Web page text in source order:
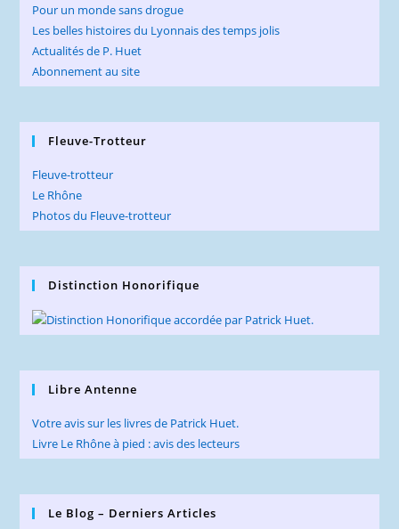
Pour un monde sans drogue
Les belles histoires du Lyonnais des temps jolis
Actualités de P. Huet
Abonnement au site
Fleuve-Trotteur
Fleuve-trotteur
Le Rhône
Photos du Fleuve-trotteur
Distinction Honorifique
Libre Antenne
Votre avis sur les livres de Patrick Huet.
Livre Le Rhône à pied : avis des lecteurs
Le Blog – Derniers Articles